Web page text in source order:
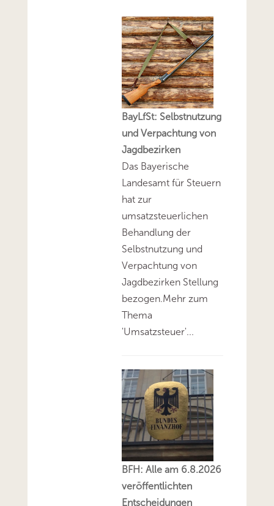
BayLfSt: Selbstnutzung
und Verpachtung von
Jagdbezirken
Das Bayerische
Landesamt für Steuern
hat zur
umsatzsteuerlichen
Behandlung der
Selbstnutzung und
Verpachtung von
Jagdbezirken Stellung
bezogen.Mehr zum
Thema
'Umsatzsteuer'...
BFH: Alle am 6.8.2026
veröffentlichten
Entscheidungen